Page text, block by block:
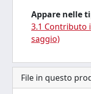
Appare nelle
3.1 Contributo
saggio)
File in questo